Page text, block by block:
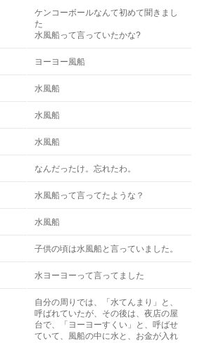
ケンコーボールなんて初めて聞きまし
た
水風船って言っていたかな?
ヨーヨー風船
水風船
水風船
水風船
なんだったけ。忘れたわ。
水風船って言ってたような？
水風船
子供の頃は水風船と言っていました。
水ヨーヨーって言ってました
自分の周りでは、「水てんまり」と、
呼ばれていたが、その後は、夜店の屋
台で、「ヨーヨーすくい」と、呼ばせ
ていて、風船の中に水と、お金が入れ